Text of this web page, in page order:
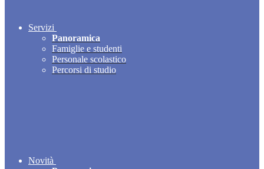
Servizi
Panoramica
Famiglie e studenti
Personale scolastico
Percorsi di studio
Novità